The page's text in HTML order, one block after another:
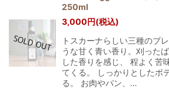
250ml
3,000円(税込)
トスカーナらしい三種のブ
うな甘く青い香り。刈った
した香りを感じ、 程よく苦
てくる。 しっかりとしたボ
る。 お肉やパン、…